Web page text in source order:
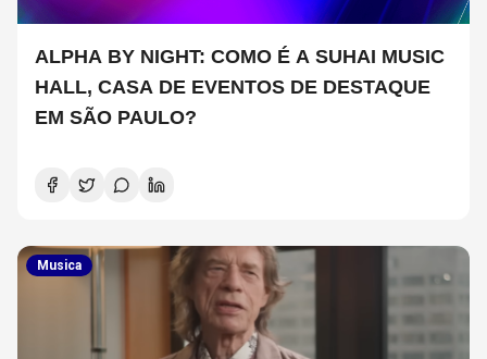
ALPHA BY NIGHT: COMO É A SUHAI MUSIC
HALL, CASA DE EVENTOS DE DESTAQUE
EM SÃO PAULO?
Musica